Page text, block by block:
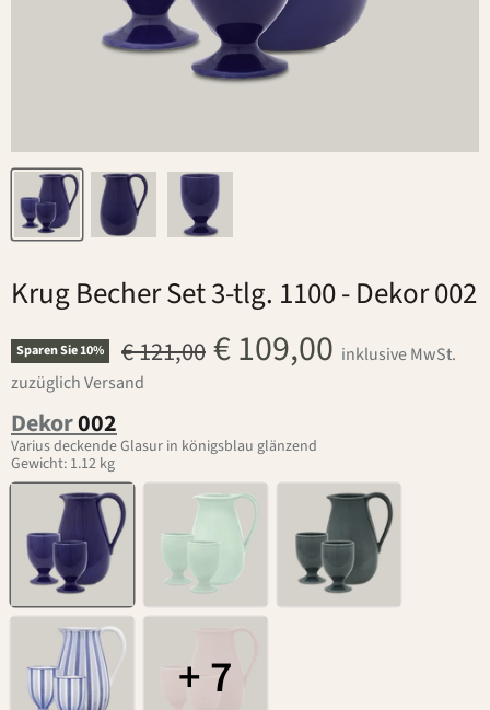
Krug Becher Set 3-tlg. 1100- Dekor 002
Sparen Sie10% Ursprünglicher Preis
€ 121,00 Aktueller Preis
€ 109,00 inklusive MwSt.
zuzüglich Versand
Dekor002
Varius deckende Glasur in königsblau glänzend
Gewicht: 1.12 kg
+ 7